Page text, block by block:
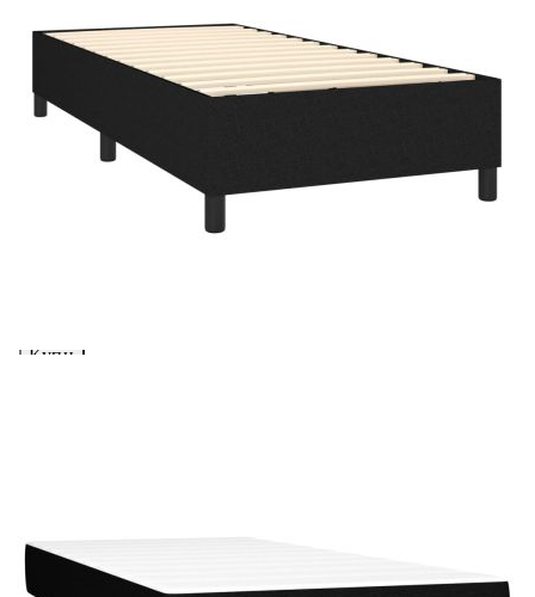
Купи на изплащане
Credit calculator
Боксспринг легло с матрак, черно, 80x200 см, плат
Please select credit institution
Цена на продукта:
Extraction of information from credit institutions
Предоставената таблица е с информационна цел.
Добавете продукта в количката си с бутона "Добави в
количката" и при поръчка ще можете да изберете броя
вноски на кредита.